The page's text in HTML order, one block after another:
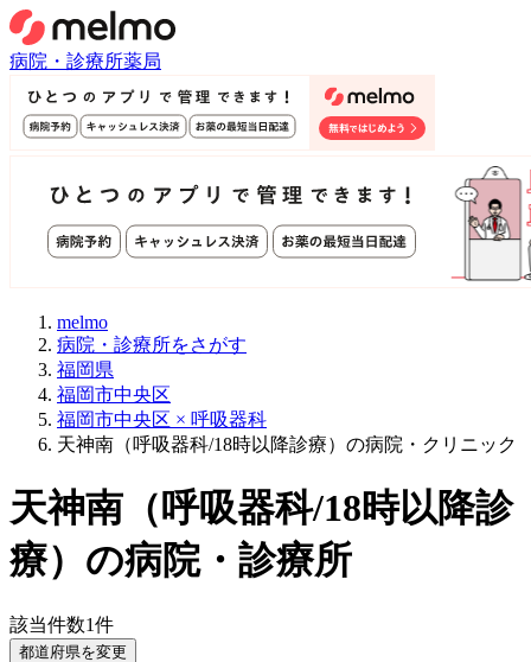
病院・診療所薬局
melmo
病院・診療所をさがす
福岡県
福岡市中央区
福岡市中央区 × 呼吸器科
天神南（呼吸器科/18時以降診療）の病院・クリニック
天神南 （呼吸器科/18時以降診
療） の病院・診療所
該当件数1件
都道府県を変更